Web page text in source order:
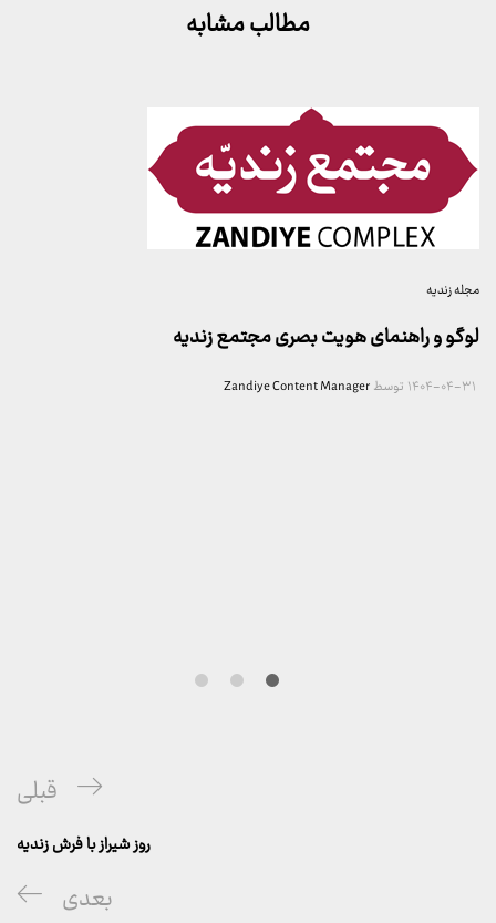
مطالب مشابه
مجله زندیه
لوگو و راهنمای هویت بصری مجتمع زندیه
۱۴۰۴-۰۴-۳۱ توسطZandiye Content Manager
پست
قبلی
قبلی
روز شیراز با فرش زندیه
پست
بعدی